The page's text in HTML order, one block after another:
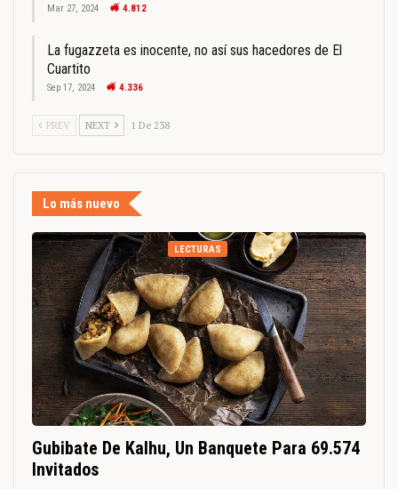
Mar 27, 2024 4.812
La fugazzeta es inocente, no así sus hacedores de El
Cuartito
Sep 17, 2024 4.336
PREV NEXT 1 De 238
Lo más nuevo
LECTURAS
Gubibate De Kalhu, Un Banquete Para 69.574
Invitados